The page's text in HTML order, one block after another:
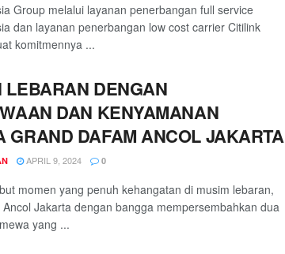
Group melalui layanan penerbangan full service
dan layanan penerbangan low cost carrier Citilink
komitmennya ...
LEBARAN DENGAN
DAN KENYAMANAN
GRAND DAFAM ANCOL JAKARTA
APRIL 9, 2024 0
momen yang penuh kehangatan di musim lebaran,
Ancol Jakarta dengan bangga mempersembahkan dua
yang ...